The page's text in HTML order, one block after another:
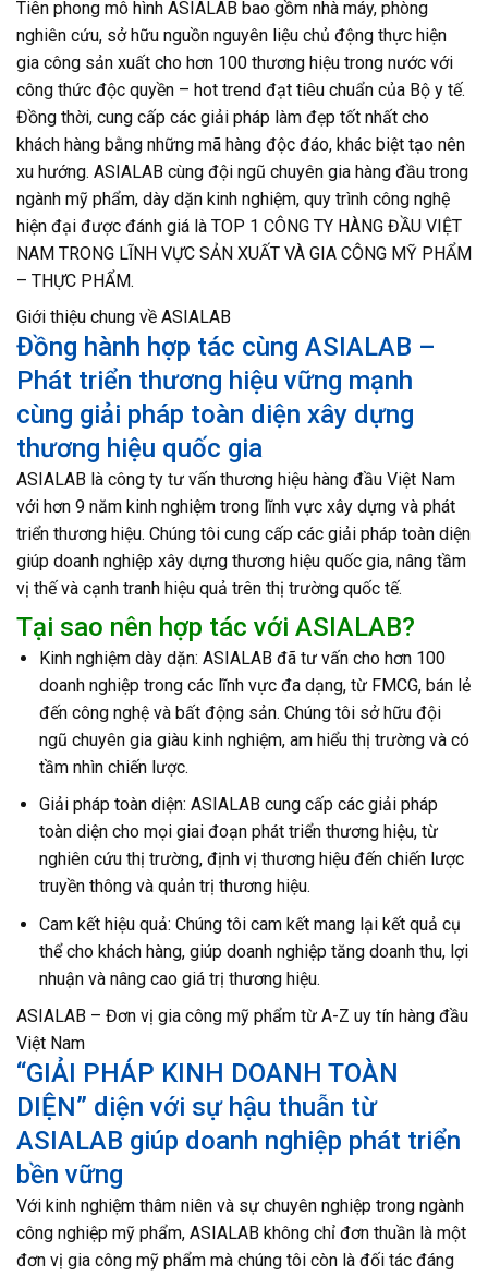
Tiên phong mô hình ASIALAB bao gồm nhà máy, phòng
nghiên cứu, sở hữu nguồn nguyên liệu chủ động thực hiện
gia công sản xuất cho hơn 100 thương hiệu trong nước với
công thức độc quyền – hot trend đạt tiêu chuẩn của Bộ y tế.
Đồng thời, cung cấp các giải pháp làm đẹp tốt nhất cho
khách hàng bằng những mã hàng độc đáo, khác biệt tạo nên
xu hướng. ASIALAB cùng đội ngũ chuyên gia hàng đầu trong
ngành mỹ phẩm, dày dặn kinh nghiệm, quy trình công nghệ
hiện đại được đánh giá là TOP 1 CÔNG TY HÀNG ĐẦU VIỆT
NAM TRONG LĨNH VỰC SẢN XUẤT VÀ GIA CÔNG MỸ PHẨM
– THỰC PHẨM.
Giới thiệu chung về ASIALAB
Đồng hành hợp tác cùng ASIALAB –
Phát triển thương hiệu vững mạnh
cùng giải pháp toàn diện xây dựng
thương hiệu quốc gia
ASIALAB là công ty tư vấn thương hiệu hàng đầu Việt Nam
với hơn 9 năm kinh nghiệm trong lĩnh vực xây dựng và phát
triển thương hiệu. Chúng tôi cung cấp các giải pháp toàn diện
giúp doanh nghiệp xây dựng thương hiệu quốc gia, nâng tầm
vị thế và cạnh tranh hiệu quả trên thị trường quốc tế.
Tại sao nên hợp tác với ASIALAB?
Kinh nghiệm dày dặn: ASIALAB đã tư vấn cho hơn 100
doanh nghiệp trong các lĩnh vực đa dạng, từ FMCG, bán lẻ
đến công nghệ và bất động sản. Chúng tôi sở hữu đội
ngũ chuyên gia giàu kinh nghiệm, am hiểu thị trường và có
tầm nhìn chiến lược.
Giải pháp toàn diện: ASIALAB cung cấp các giải pháp
toàn diện cho mọi giai đoạn phát triển thương hiệu, từ
nghiên cứu thị trường, định vị thương hiệu đến chiến lược
truyền thông và quản trị thương hiệu.
Cam kết hiệu quả: Chúng tôi cam kết mang lại kết quả cụ
thể cho khách hàng, giúp doanh nghiệp tăng doanh thu, lợi
nhuận và nâng cao giá trị thương hiệu.
ASIALAB – Đơn vị gia công mỹ phẩm từ A-Z uy tín hàng đầu
Việt Nam
“GIẢI PHÁP KINH DOANH TOÀN
DIỆN” diện với sự hậu thuẫn từ
ASIALAB giúp doanh nghiệp phát triển
bền vững
Với kinh nghiệm thâm niên và sự chuyên nghiệp trong ngành
công nghiệp mỹ phẩm, ASIALAB không chỉ đơn thuần là một
đơn vị gia công mỹ phẩm mà chúng tôi còn là đối tác đáng